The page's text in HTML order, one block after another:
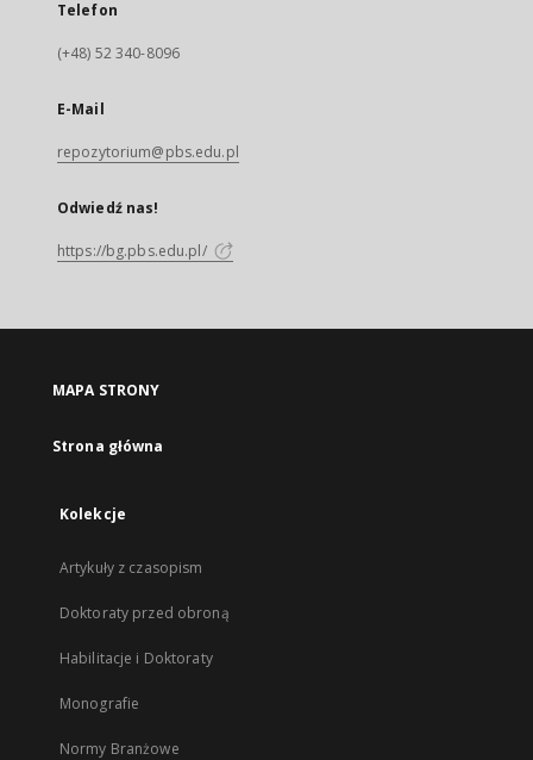
Telefon
(+48) 52 340-8096
E-Mail
repozytorium@pbs.edu.pl
Odwiedź nas!
https://bg.pbs.edu.pl/
MAPA STRONY
Strona główna
Kolekcje
Artykuły z czasopism
Doktoraty przed obroną
Habilitacje i Doktoraty
Monografie
Normy Branżowe